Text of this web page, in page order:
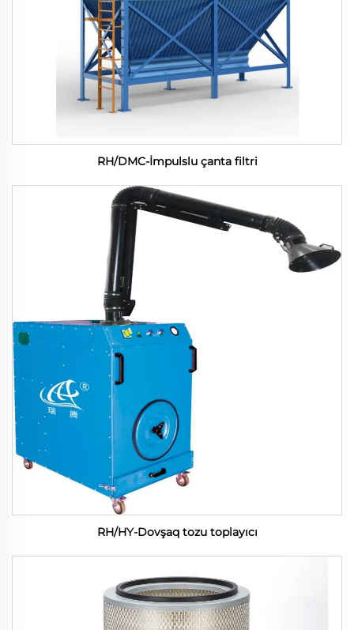
RH/DMC-İmpulslu çanta filtri
RH/HY-Dovşaq tozu toplayıcı